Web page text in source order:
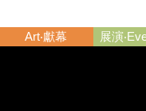
Art‧獻幕 展演